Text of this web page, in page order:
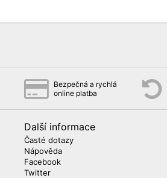
Bezpečná a rychlá
online platba
Další informace
Časté dotazy
Nápověda
Facebook
Twitter